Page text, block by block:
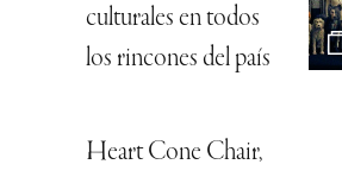
culturales en todos
los rincones del país
Heart Cone Chair,